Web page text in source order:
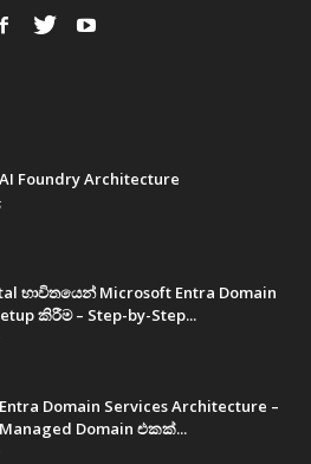
Foundry Architecture
භාවිතයෙන් Microsoft Entra Domain
කිරීම – Step-by-Step...
Domain Services Architecture –
Domain එකක්...